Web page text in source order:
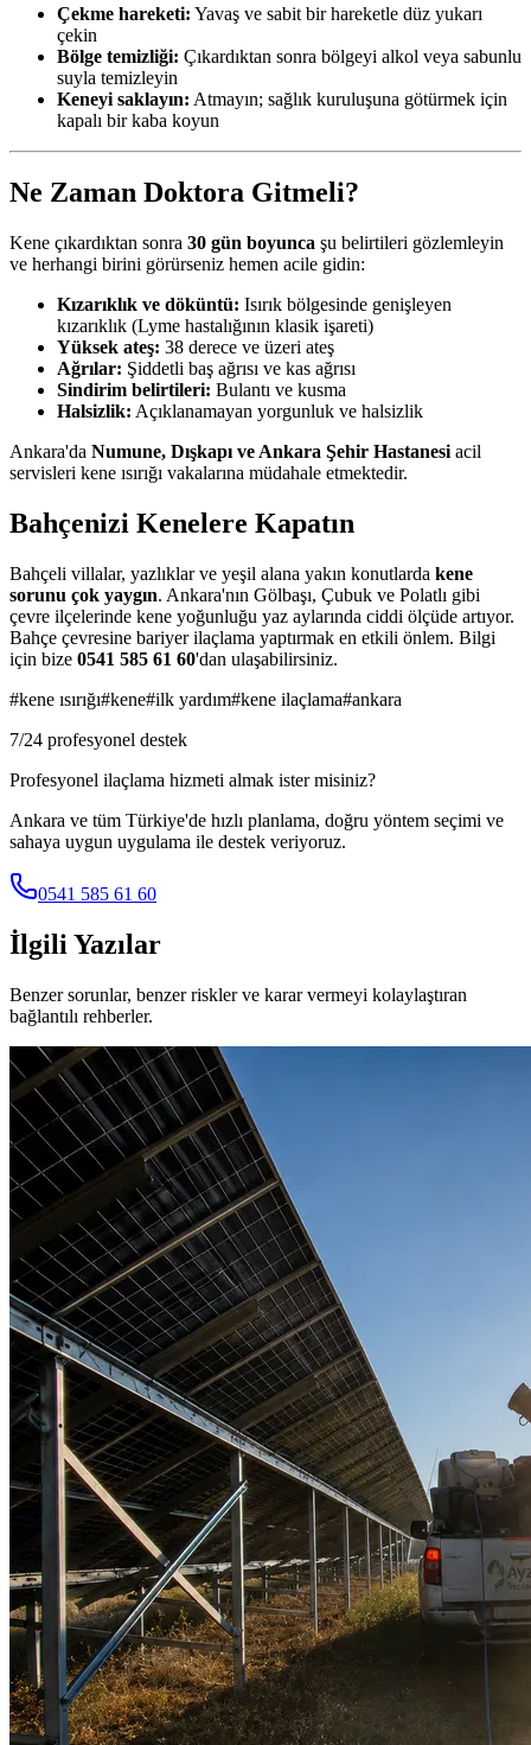
Çekme hareketi: Yavaş ve sabit bir hareketle düz yukarı
çekin
Bölge temizliği: Çıkardıktan sonra bölgeyi alkol veya sabunlu
suyla temizleyin
Keneyi saklayın: Atmayın; sağlık kuruluşuna götürmek için
kapalı bir kaba koyun
Ne Zaman Doktora Gitmeli?
Kene çıkardıktan sonra 30 gün boyunca şu belirtileri gözlemleyin
ve herhangi birini görürseniz hemen acile gidin:
Kızarıklık ve döküntü: Isırık bölgesinde genişleyen
kızarıklık (Lyme hastalığının klasik işareti)
Yüksek ateş: 38 derece ve üzeri ateş
Ağrılar: Şiddetli baş ağrısı ve kas ağrısı
Sindirim belirtileri: Bulantı ve kusma
Halsizlik: Açıklanamayan yorgunluk ve halsizlik
Ankara'da Numune, Dışkapı ve Ankara Şehir Hastanesi acil
servisleri kene ısırığı vakalarına müdahale etmektedir.
Bahçenizi Kenelere Kapatın
Bahçeli villalar, yazlıklar ve yeşil alana yakın konutlarda kene
sorunu çok yaygın. Ankara'nın Gölbaşı, Çubuk ve Polatlı gibi
çevre ilçelerinde kene yoğunluğu yaz aylarında ciddi ölçüde artıyor.
Bahçe çevresine bariyer ilaçlama yaptırmak en etkili önlem. Bilgi
için bize 0541 585 61 60'dan ulaşabilirsiniz.
#kene ısırığı#kene#ilk yardım#kene ilaçlama#ankara
7/24 profesyonel destek
Profesyonel ilaçlama hizmeti almak ister misiniz?
Ankara ve tüm Türkiye'de hızlı planlama, doğru yöntem seçimi ve
sahaya uygun uygulama ile destek veriyoruz.
0541 585 61 60
İlgili Yazılar
Benzer sorunlar, benzer riskler ve karar vermeyi kolaylaştıran
bağlantılı rehberler.